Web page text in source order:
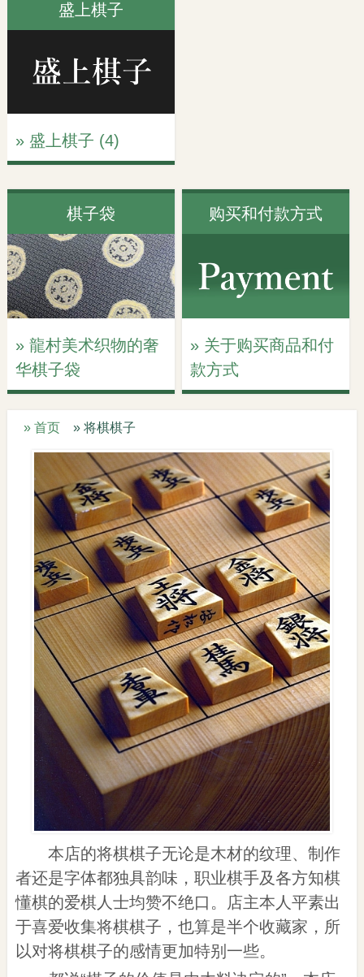
盛上棋子
» 盛上棋子 (4)
棋子袋
» 龍村美术织物的奢
华棋子袋
购买和付款方式
» 关于购买商品和付
款方式
» 首页» 将棋棋子
本店的将棋棋子无论是木材的纹理、制作
者还是字体都独具韵味，职业棋手及各方知棋
懂棋的爱棋人士均赞不绝口。店主本人平素出
于喜爱收集将棋棋子，也算是半个收藏家，所
以对将棋棋子的感情更加特别一些。